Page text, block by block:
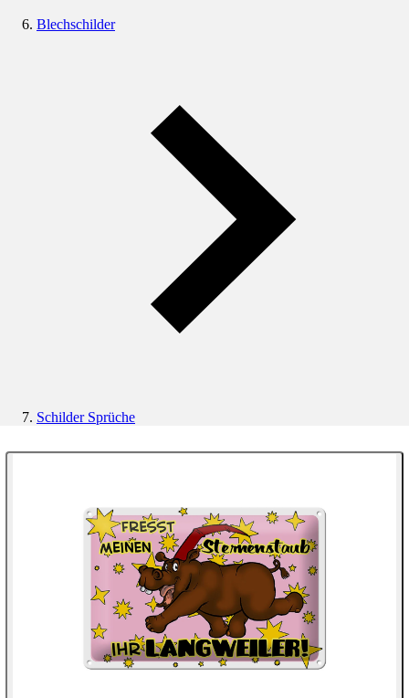
Blechschilder
Schilder Sprüche